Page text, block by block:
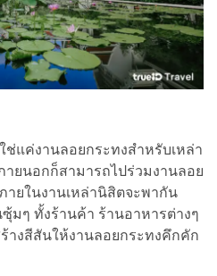
ช่แค่งานลอยกระทงสำหรับเหล่า
ยนอกก็สามารถไปร่วมงานลอย
ายในงานเหล่านิสิตจะพากัน
มๆ ทั้งร้านค้า ร้านอาหารต่างๆ
างสีสันให้งานลอยกระทงคึกคัก